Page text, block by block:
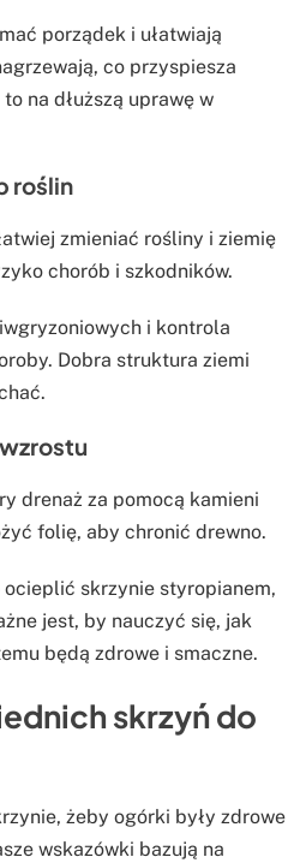
porządek i ułatwiają
co przyspiesza
na dłuższą uprawę w
roślin
zmieniać rośliny i ziemię
chorób i szkodników.
i kontrola
Dobra struktura ziemi
drenaż za pomocą kamieni
folię, aby chronić drewno.
ocieplić skrzynie styropianem,
jest, by nauczyć się, jak
będą zdrowe i smaczne.
skrzyń do
żeby ogórki były zdrowe
wskazówki bazują na